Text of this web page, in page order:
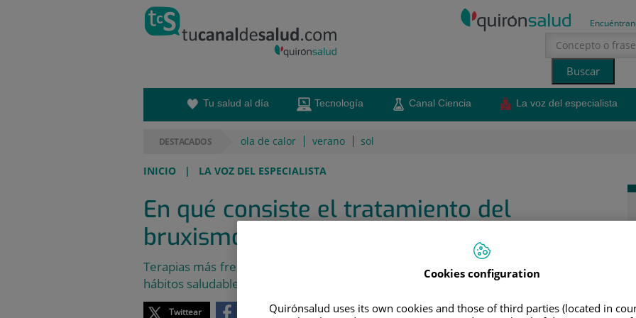
Saltar
al
contenido
Tu salud al día Tecnología Canal Ciencia La voz del especialista
DESTACADOS ola de calor verano sol
INICIO | LA VOZ DEL ESPECIALISTA
En qué consiste el tratamiento del
bruxismo
Terapias más frecuentes contra el bruxismo: férula de descarga, bótox, medicación y
hábitos saludables
Twittear Compartir Compartir 8 de diciembre de 2023
Cookies configuration
Quirónsalud uses its own cookies and those of third parties (located in